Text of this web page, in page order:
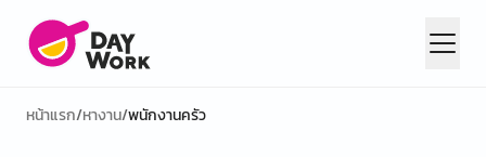
หน้าแรก/หางาน/พนักงานครัว